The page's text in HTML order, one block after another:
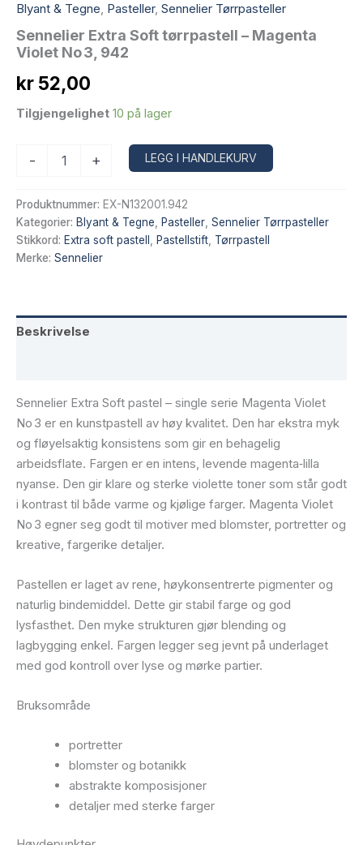
Blyant & Tegne, Pasteller, Sennelier Tørrpasteller
Sennelier Extra Soft tørrpastell – Magenta
Violet No 3, 942
kr 52,00
Tilgjengelighet 10 på lager
-
tørrpastell
–
Magenta
Violet
No 3,
+ LEGG I HANDLEKURV
Produktnummer: EX-N132001.942
Kategorier: Blyant & Tegne Pasteller Sennelier Tørrpasteller
Stikkord: Extra soft pastell Pastellstift Tørrpastell
Merke: Sennelier
Beskrivelse
Sennelier Extra Soft pastel – single serie Magenta Violet
No 3 er en kunstpastell av høy kvalitet. Den har ekstra myk
og fløyelsaktig konsistens som gir en behagelig
arbeidsflate. Fargen er en intens, levende magenta‑lilla
nyanse. Den gir klare og sterke violette toner som står godt
i kontrast til både varme og kjølige farger. Magenta Violet
No 3 egner seg godt til motiver med blomster, portretter og
kreative, fargerike detaljer.
Pastellen er laget av rene, høykonsentrerte pigmenter og
naturlig bindemiddel. Dette gir stabil farge og god
lysfasthet. Den myke strukturen gjør blending og
lagbygging enkel. Fargen legger seg jevnt på underlaget
med god kontroll over lyse og mørke partier.
Bruksområde
portretter
blomster og botanikk
abstrakte komposisjoner
detaljer med sterke farger